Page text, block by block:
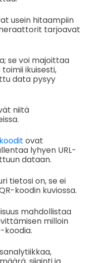
usein hitaampiin
tarjoavat
se voi majoittaa
ikuisesti,
data pysyy
niitä
ovat
lyhyen URL-
dataan.
tietosi on, se ei
koodin kuviossa.
mahdollistaa
milloin
koodia.